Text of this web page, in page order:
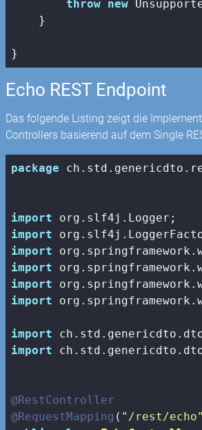
throw new
    }
}
Echo REST Endpoint
Das folgende Listing zeigt die
Controllers basierend auf dem Single
package
import
import
import
import
import
import
import
import
@RestController
@RequestMapping ( "/rest/echo"